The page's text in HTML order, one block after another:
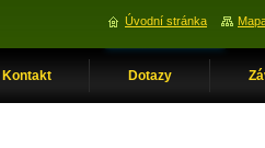
Kontakt Dotazy
Úvodní stránka